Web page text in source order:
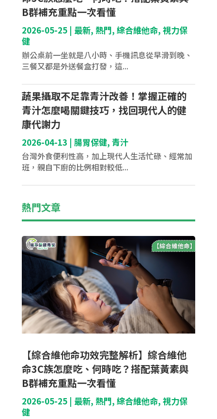
B群補充重點一次看懂
2026-05-25| 最新, 熱門, 綜合維他命, 視力保
健
辦公桌前一坐就是八小時、手機訊息從早滑到晚、
三餐又都是外送餐盒打發，這...
蔬果攝取不足靠青汁改善！掌握正確的
青汁怎麼喝關鍵技巧，找回現代人的健
康代謝力
2026-04-13 | 腸胃保健, 青汁
台灣外食便利性高，加上現代人生活忙碌、經常加
班，親自下廚的比例相對較低...
熱門文章
【綜合維他命功效完整解析】綜合維他
命3C族怎麼吃、何時吃？搭配葉黃素與
B群補充重點一次看懂
2026-05-25| 最新, 熱門, 綜合維他命, 視力保
健